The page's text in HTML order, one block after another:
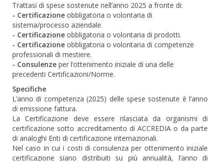
Trattasi di spese sostenute nell’anno 2025 a fronte di:
- Certificazione obbligatoria o volontaria di
sistema/processo aziendale.
- Certificazione obbligatoria o volontaria di prodotti.
- Certificazione obbligatoria o volontaria di competenze
professionali di mestiere.
- Consulenze per l’ottenimento iniziale di una delle
precedenti Certificazioni/Norme.
Specifiche
L’anno di competenza (2025) delle spese sostenute è l’anno
di emissione fattura.
La Certificazione deve essere rilasciata da organismi di
certificazione sotto accreditamento di ACCREDIA o da parte
di analoghi Enti di certificazione internazionali.
Nel caso in cui i costi di consulenza per ottenimento iniziale
certificazione siano distribuiti su più annualità, l’anno di